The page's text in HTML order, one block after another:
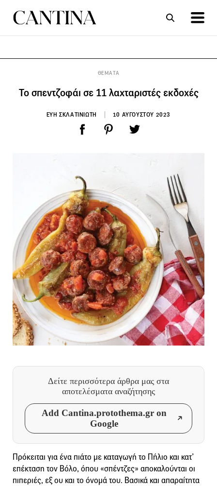
ΘΕΜΑΤΑ
Το σπεντζοφάι σε 11 λαχταριστές εκδοχές
ΕΥΗ ΣΚΛΑΤΙΝΙΩΤΗ 10 ΑΥΓΟΥΣΤΟΥ 2023
Δείτε περισσότερα άρθρα μας στα
αποτελέσματα αναζήτησης
Add Cantina.protothema.gr on
Google
Πρόκειται για ένα πιάτο με καταγωγή το Πήλιο και κατ’
επέκταση τον Βόλο, όπου «σπέντζες» αποκαλούνται οι
πιπεριές, εξ ου και το όνομά του. Βασικά και απαραίτητα